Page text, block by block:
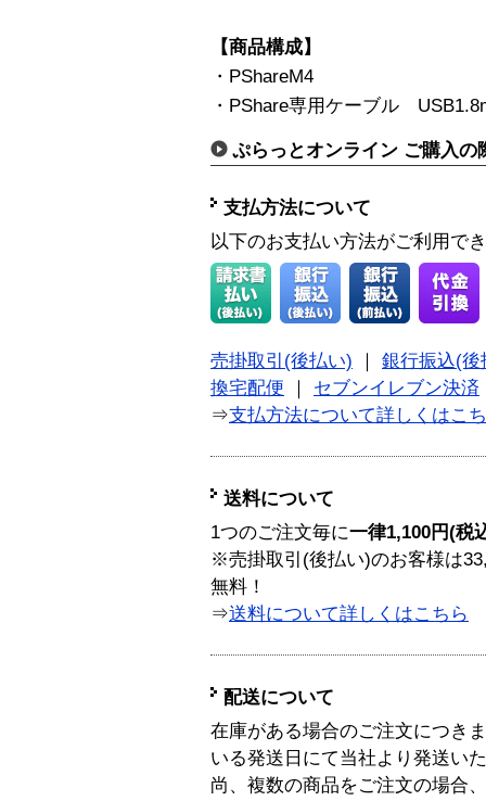
【商品構成】
・PShareM4
・PShare専用ケーブル
ぷらっとオンライン ご購入の
支払方法について
以下のお支払い方法がご利用で
売掛取引(後払い)
銀行振込(後
換宅配便
セブンイレブン決済
⇒支払方法について詳しくはこ
送料について
1つのご注文毎に一律1,100円(税
※売掛取引(後払い)のお客様は
無料！
⇒送料について詳しくはこちら
配送について
在庫がある場合のご注文につき
いる発送日にて当社より発送い
尚、複数の商品をご注文の場合